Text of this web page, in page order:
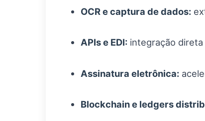
OCR e captura de dados:
APIs e EDI: integração
Assinatura eletrônica:
Blockchain e ledgers